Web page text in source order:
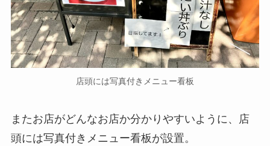
店頭には写真付きメニュー看板
またお店がどんなお店か分かりやすいように、店
頭には写真付きメニュー看板が設置。